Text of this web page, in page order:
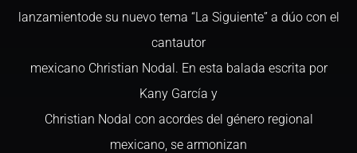
lanzamientode su nuevo tema “La Siguiente” a dúo con el
cantautor
mexicano Christian Nodal. En esta balada escrita por
Kany García y
Christian Nodal con acordes del género regional
mexicano, se armonizan